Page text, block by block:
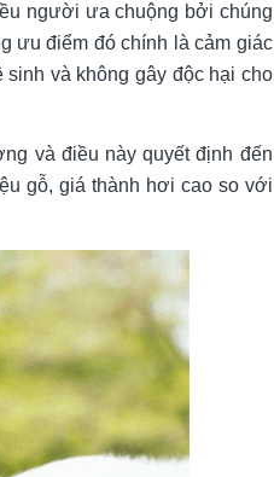
người ưa chuộng bởi chúng
ưu điểm đó chính là cảm giác
và không gây độc hại cho
và điều này quyết định đến
gỗ, giá thành hơi cao so với